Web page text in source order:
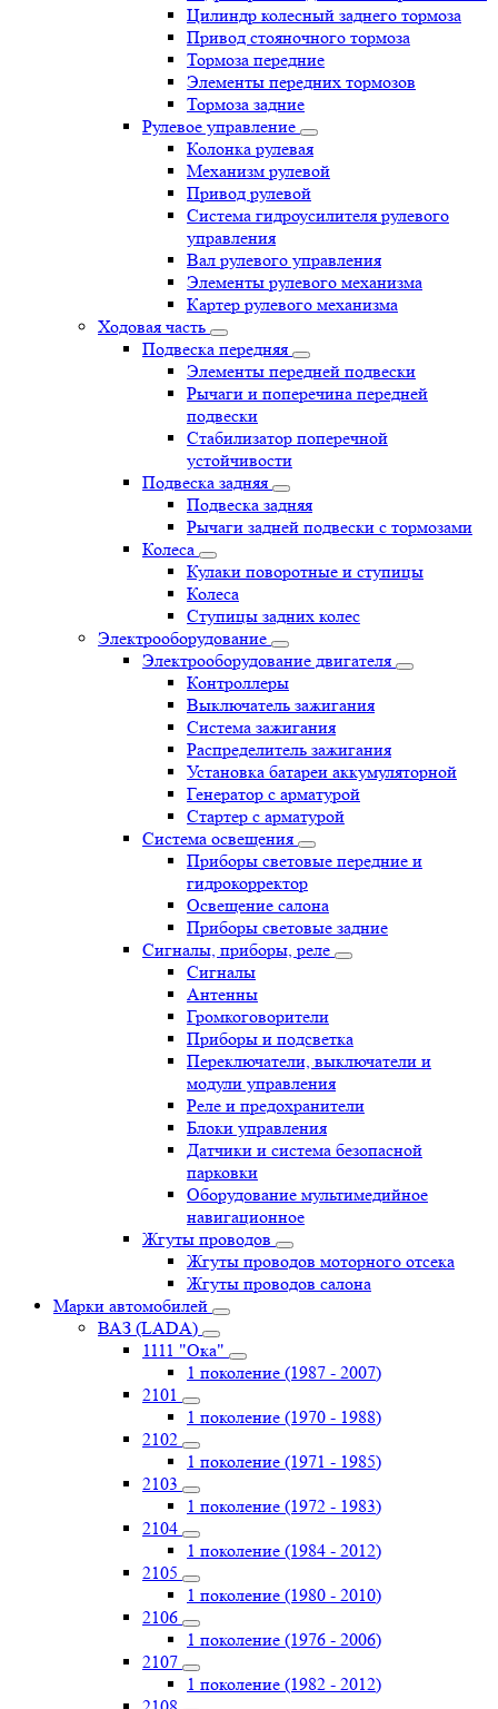
Цилиндр колесный заднего тормоза
Привод стояночного тормоза
Тормоза передние
Элементы передних тормозов
Тормоза задние
Рулевое управление
Колонка рулевая
Механизм рулевой
Привод рулевой
Система гидроусилителя рулевого
управления
Вал рулевого управления
Элементы рулевого механизма
Картер рулевого механизма
Ходовая часть
Подвеска передняя
Элементы передней подвески
Рычаги и поперечина передней
подвески
Стабилизатор поперечной
устойчивости
Подвеска задняя
Подвеска задняя
Рычаги задней подвески с тормозами
Колеса
Кулаки поворотные и ступицы
Колеса
Ступицы задних колес
Электрооборудование
Электрооборудование двигателя
Контроллеры
Выключатель зажигания
Система зажигания
Распределитель зажигания
Установка батареи аккумуляторной
Генератор с арматурой
Стартер с арматурой
Система освещения
Приборы световые передние и
гидрокорректор
Освещение салона
Приборы световые задние
Сигналы, приборы, реле
Сигналы
Антенны
Громкоговорители
Приборы и подсветка
Переключатели, выключатели и
модули управления
Реле и предохранители
Блоки управления
Датчики и система безопасной
парковки
Оборудование мультимедийное
навигационное
Жгуты проводов
Жгуты проводов моторного отсека
Жгуты проводов салона
Марки автомобилей
ВАЗ (LADA)
1111 "Ока"
1 поколение (1987 - 2007)
2101
1 поколение (1970 - 1988)
2102
1 поколение (1971 - 1985)
2103
1 поколение (1972 - 1983)
2104
1 поколение (1984 - 2012)
2105
1 поколение (1980 - 2010)
2106
1 поколение (1976 - 2006)
2107
1 поколение (1982 - 2012)